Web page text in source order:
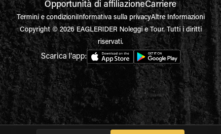
Opportunità di affiliazioneCarriere
Termini e condizioniInformativa sulla privacyAltre Informazioni
Copyright © 2026 EAGLERIDER Noleggi e Tour. Tutti i diritti
riservati.
Scarica l'app: